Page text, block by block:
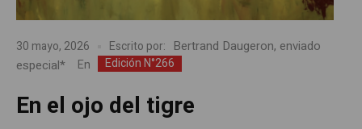
30 mayo, 2026 Escrito por: Bertrand Daugeron, enviado
especial*
En Edición N°266
En el ojo del tigre